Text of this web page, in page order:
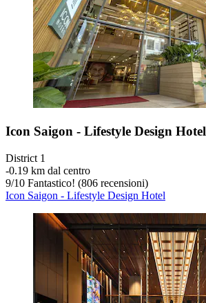
Icon Saigon - Lifestyle Design Hotel
District 1
‐0.19 km dal centro
9/10 Fantastico! (806 recensioni)
Icon Saigon - Lifestyle Design Hotel